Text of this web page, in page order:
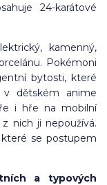
24-karátové
kamenný,
Pokémoni
bytosti, které
v dětském anime
i hře na mobilní
nich ji nepoužívá.
se postupem
a typových